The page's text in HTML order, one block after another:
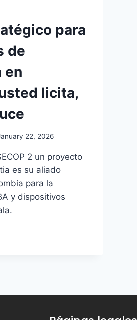
para
de
en
licita,
22, 2026
2 un proyecto
es su aliado
para la
y dispositivos